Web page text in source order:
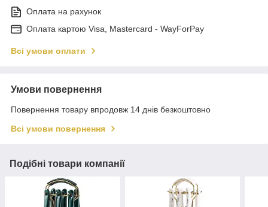
Оплата на рахунок
Оплата картою Visa, Mastercard - WayForPay
Всі умови оплати
Умови повернення
Повернення товару впродовж 14 днів безкоштовно
Всі умови повернення
Подібні товари компанії